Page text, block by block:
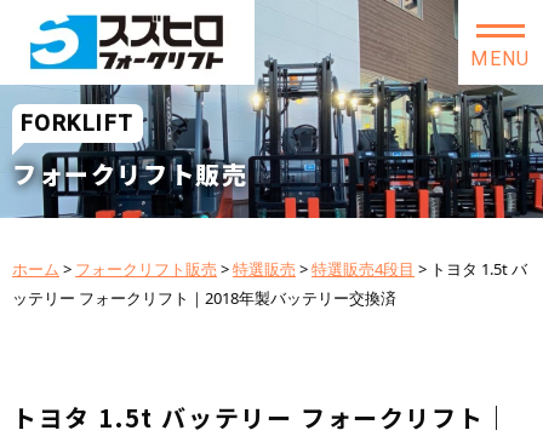
MENU
FORKLIFT
フォークリフト販売
ホーム > フォークリフト販売 >特選販売 >特選販売4段目 > トヨタ 1.5t バ
ッテリー フォークリフト｜2018年製バッテリー交換済
トヨタ 1.5t バッテリー フォークリフト｜